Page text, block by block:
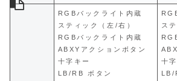
RGBバックライト内蔵
スティック（左/右）
RGBバックライト内蔵
ABXYアクションボタン
十字キー
LB/RB ボタン
ス
十
LB/